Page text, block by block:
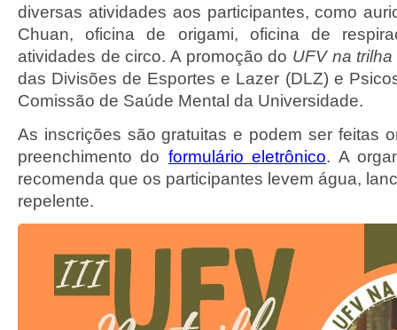
diversas atividades aos participantes, como
Chuan, oficina de origami, oficina de
atividades de circo. A promoção do UFV na trilha
das Divisões de Esportes e Lazer (DLZ) e
Comissão de Saúde Mental da Universidade.
As inscrições são gratuitas e podem ser feitas
preenchimento do formulário eletrônico. A
recomenda que os participantes levem água,
repelente.